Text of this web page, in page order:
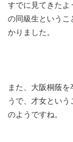
すでに見てきたよ
の同級生というこ
かりました。
また、大阪桐蔭
うで、才女とい
のようですね。